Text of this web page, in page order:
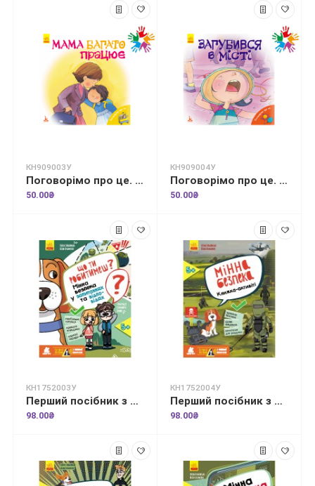
КН909003У
Поговорімо про це. Мама багато працює
50.00₴
КН909004У
Поговорімо про це. Загубився в місті
50.00₴
КН1752003У
Перший посібник з мінної безпеки. Що ти робитимеш? Мінна безпека у запитаннях та відповідях
98.00₴
КН1752004У
Перший посібник з мінної безпеки. Мінна безпека. Книжка-активіті
98.00₴